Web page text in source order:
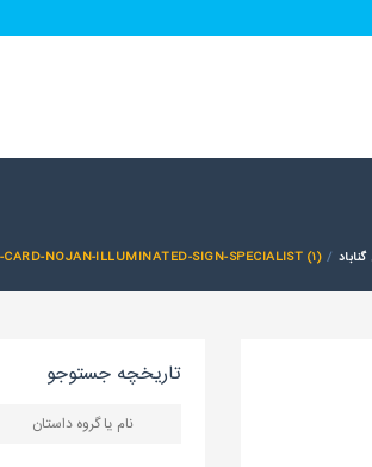
CARD-NOJAN-ILLUMINATED-SIGN-SPECIALIST (1)
تاریخچه جستوجو